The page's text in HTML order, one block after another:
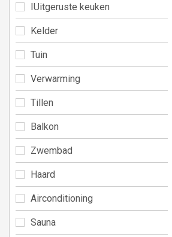
IUitgeruste keuken
Kelder
Tuin
Verwarming
Tillen
Balkon
Zwembad
Haard
Airconditioning
Sauna